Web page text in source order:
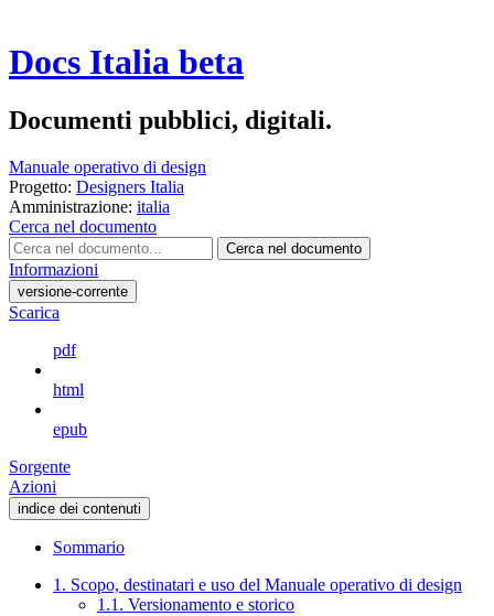
Docs Italia beta
Documenti pubblici, digitali.
Manuale operativo di design
Progetto: Designers Italia
Amministrazione: italia
Cerca nel documento
Cerca nel documento
Informazioni
versione-corrente
Scarica
pdf
html
epub
Sorgente
Azioni
indice dei contenuti
Sommario
1. Scopo, destinatari e uso del Manuale operativo di design
1.1. Versionamento e storico